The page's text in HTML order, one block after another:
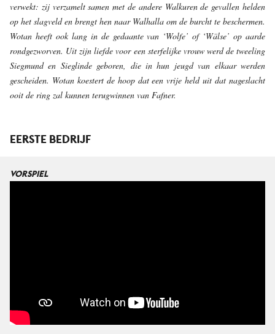
verwekt: zij verzamelt samen met de andere Walkuren de gevallen helden
op het slagveld en brengt hen naar Walhalla om de burcht te beschermen.
Wotan heeft ook lang in de gedaante van ‘Wolfe’ of ‘Wälse’ op aarde
rondgezworven. Uit zijn liefde voor een sterfelijke vrouw werd de tweeling
Siegmund en Sieglinde geboren, die in hun jeugd van elkaar werden
gescheiden. Wotan koestert de hoop dat een vrije held uit dat nageslacht
ooit de ring zal kunnen terugwinnen van Fafner.
EERSTE BEDRIJF
VORSPIEL